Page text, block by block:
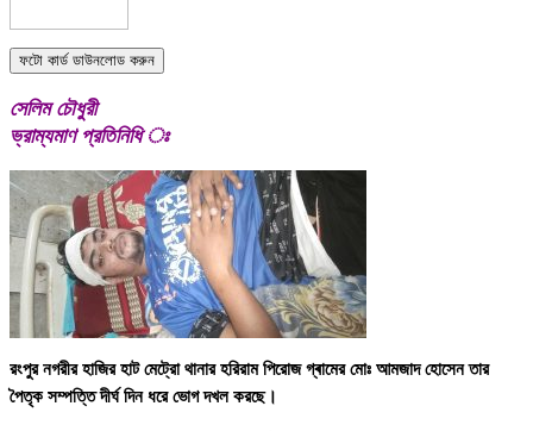
ফটো কার্ড ডাউনলোড করুন
সেলিম চৌধুরী
ভ্রাম্যমাণ প্রতিনিধি ঃ
রংপুর নগরীর হাজির হাট মেট্রো থানার হরিরাম পিরোজ গ্ৰামের মোঃ আমজাদ হোসেন তার
পৈতৃক সম্পত্তি দীর্ঘ দিন ধরে ভোগ দখল করছে।